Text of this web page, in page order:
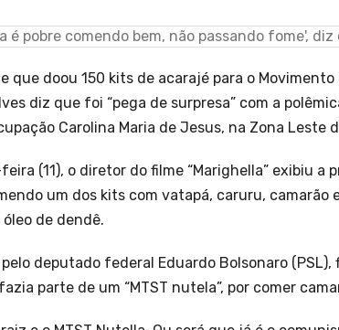
que doou 150 kits de acarajé para o
diz que foi “pega de surpresa” com a
Carolina Maria de Jesus, na Zona Leste
(11), o diretor do filme “Marighella” exibiu
um dos kits com vatapá, caruru, camarão
de dendê.
deputado federal Eduardo Bolsonaro
parte de um “MTST nutela”, por comer